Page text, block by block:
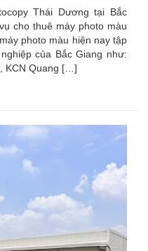
Thái Dương tại Bắc
cho thuê máy photo màu
photo màu hiện nay tập
của Bắc Giang như:
KCN Quang […]